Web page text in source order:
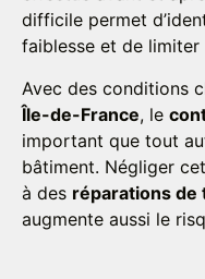
difficile permet
faiblesse et de limiter
Avec des conditions
Île-de-France, le
important que tout
bâtiment. Négliger
à des réparations de
augmente aussi le